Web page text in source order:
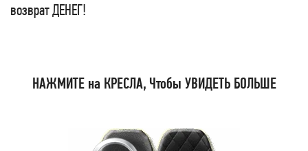
возврат ДЕНЕГ!
НАЖМИТЕ на КРЕСЛА, Чтобы УВИДЕТЬ БОЛЬШЕ